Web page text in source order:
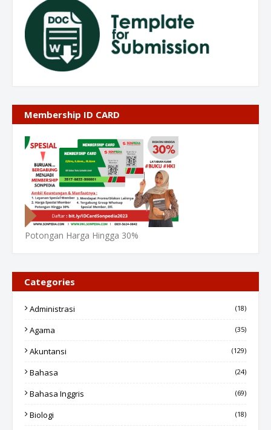
Membership ID CARD
Potongan Harga Hingga 30%
Categories
Administrasi (18)
Agama (35)
Akuntansi (129)
Bahasa (24)
Bahasa Inggris (69)
Biologi (18)